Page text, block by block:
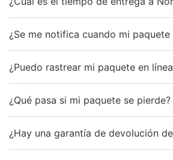
¿Se me notifica cuando mi paquete
¿Puedo rastrear mi paquete en
¿Qué pasa si mi paquete se pierde?
¿Hay una garantía de devolución